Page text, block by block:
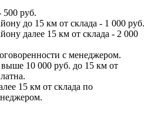
руб.
до 15 км от склада - 1 000 руб.
далее 15 км от склада - 2 000
с менеджером.
10 000 руб. до 15 км от
15 км от склада по